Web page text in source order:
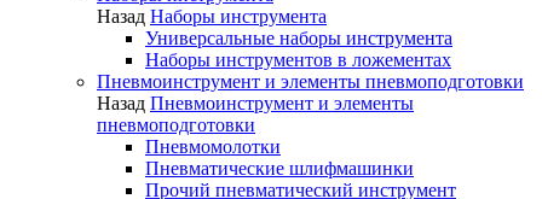
Назад Наборы инструмента
Универсальные наборы инструмента
Наборы инструментов в ложементах
Пневмоинструмент и элементы пневмоподготовки
Назад Пневмоинструмент и элементы
пневмоподготовки
Пневмомолотки
Пневматические шлифмашинки
Прочий пневматический инструмент